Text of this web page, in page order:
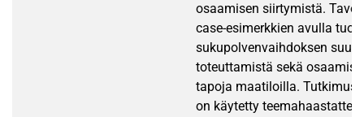
osaamisen siirtymistä.
case-esimerkkien avulla
sukupolvenvaihdoksen
toteuttamistä sekä
tapoja maatiloilla.
on käytetty